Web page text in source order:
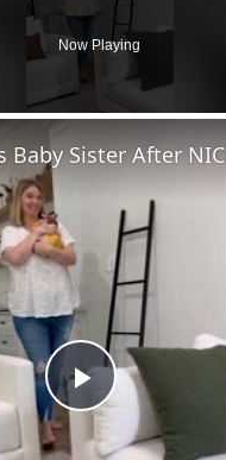
Now Playing
Play
Baby Sister After